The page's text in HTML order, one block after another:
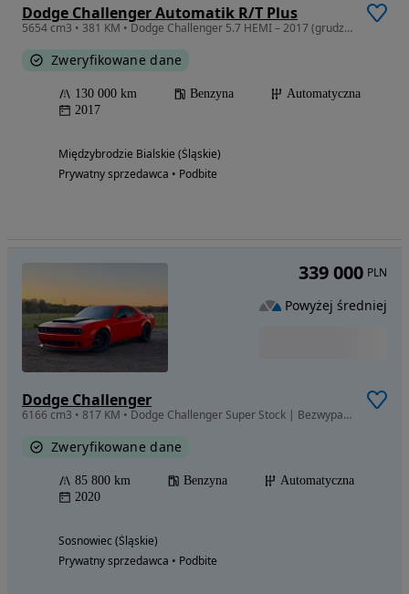
Dodge Challenger Automatik R/T Plus
5654 cm3 • 381 KM • Dodge Challenger 5.7 HEMI – 2017 (grudzień) – 130 tys. km
Zweryfikowane dane
130 000 km Benzyna
Automatyczna
2017
Międzybrodzie Bialskie (Śląskie)
Prywatny sprzedawca • Podbite
Dodge Challenger
6166 cm3 • 817 KM • Dodge Challenger Super Stock | Bezwypadkowy!
Zweryfikowane dane
85 800 km Benzyna
Automatyczna
2020
Sosnowiec (Śląskie)
Prywatny sprzedawca • Podbite
339 000 PLN
Powyżej średniej